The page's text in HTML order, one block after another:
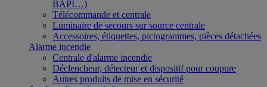
BAPI…)
Télécommande et centrale
Luminaire de secours sur source centrale
Accessoires, étiquettes, pictogrammes, pièces détachées
Alarme incendie
Centrale d'alarme incendie
Déclencheur, détecteur et dispositif pour coupure
Autres produits de mise en sécurité